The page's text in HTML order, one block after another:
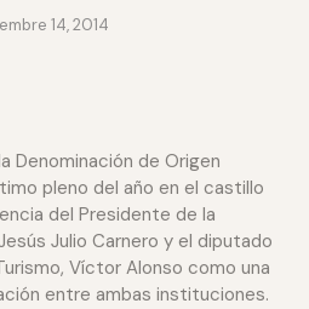
14, 2014
Denominación de Origen
pleno del año en el castillo
del Presidente de la
Julio Carnero y el diputado
Víctor Alonso como una
entre ambas instituciones.